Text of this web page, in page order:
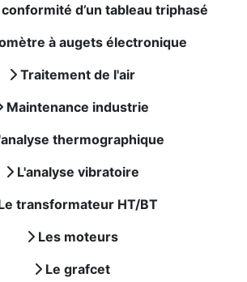
d’un tableau triphasé
à augets électronique
Traitement de l'air
Maintenance industrie
thermographique
L'analyse vibratoire
transformateur HT/BT
Les moteurs
Le grafcet